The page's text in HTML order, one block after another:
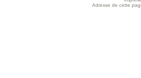
Adresse de cette